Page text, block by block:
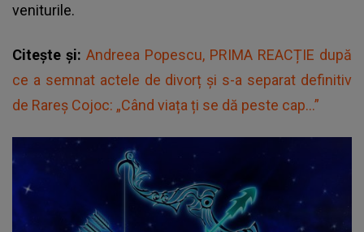
veniturile.
Citește și: Andreea Popescu, PRIMA REACȚIE după
ce a semnat actele de divorț și s-a separat definitiv
de Rareș Cojoc: „Când viața ți se dă peste cap...”